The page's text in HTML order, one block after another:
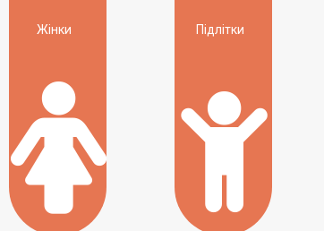
Жінки Підлітки